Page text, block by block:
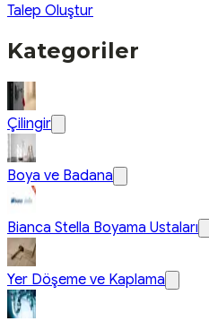
Talep Oluştur
Kategoriler
Çilingir
Boya ve Badana
Bianca Stella Boyama Ustaları
Yer Döşeme ve Kaplama